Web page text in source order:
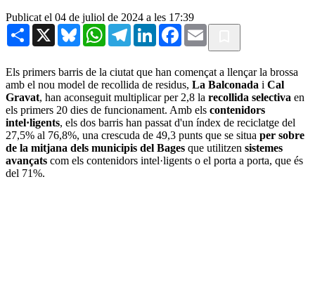
Publicat el 04 de juliol de 2024 a les 17:39
Share X BlueskyWhatsAppTelegramLinkedInFacebook
Email
Els primers barris de la ciutat que han començat a llençar la brossa
amb el nou model de recollida de residus, La Balconada i Cal
Gravat, han aconseguit multiplicar per 2,8 la recollida selectiva en
els primers 20 dies de funcionament. Amb els contenidors
intel·ligents, els dos barris han passat d'un índex de reciclatge del
27,5% al 76,8%, una crescuda de 49,3 punts que se situa per sobre
de la mitjana dels municipis del Bages que utilitzen sistemes
avançats com els contenidors intel·ligents o el porta a porta, que és
del 71%.